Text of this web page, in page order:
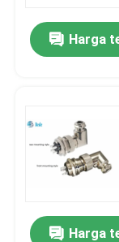
Blog
Konektor
Konektor D Sub
Konektor MIL-
Harga
Harga